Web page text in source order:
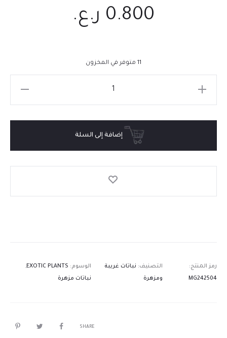
0.800 ر.ع.
11 متوفر في المخزون
رمز المنتج:
MG242504
التصنيف: نباتات غريبة
ومزهرة
الوسوم: EXOTIC PLANTS
,
نباتات مزهرة
SHARE